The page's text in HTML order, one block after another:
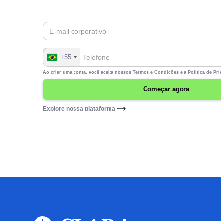
+55
Ao criar uma conta, você aceita nossosTermos e Condições e a Política de
Explore nossa plataforma